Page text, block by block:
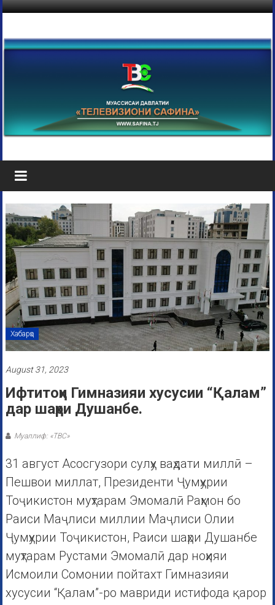
Хабарҳо
August 31, 2023
Ифтитоҳи Гимназияи хусусии “Қалам”
дар шаҳри Душанбе.
Муаллиф: «ТВС»
31 август Асосгузори сулҳу ваҳдати миллӣ –
Пешвои миллат, Президенти Ҷумҳурии
Тоҷикистон муҳтарам Эмомалӣ Раҳмон бо
Раиси Маҷлиси миллии Маҷлиси Олии
Ҷумҳурии Тоҷикистон, Раиси шаҳри Душанбе
муҳтарам Рустами Эмомалӣ дар ноҳияи
Исмоили Сомонии пойтахт Гимназияи
хусусии “Қалам”-ро мавриди истифода қарор